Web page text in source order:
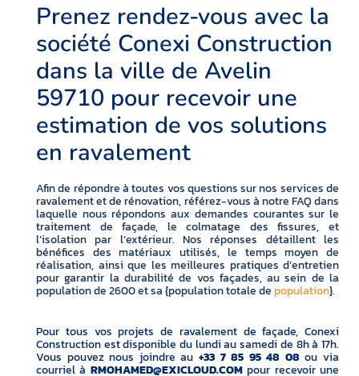
Prenez rendez-vous avec la
société Conexi Construction
dans la ville de Avelin
59710 pour recevoir une
estimation de vos solutions
en ravalement
Afin de répondre à toutes vos questions sur nos services de
ravalement et de rénovation, référez-vous à notre FAQ dans
laquelle nous répondons aux demandes courantes sur le
traitement de façade, le colmatage des fissures, et
l’isolation par l’extérieur. Nos réponses détaillent les
bénéfices des matériaux utilisés, le temps moyen de
réalisation, ainsi que les meilleures pratiques d’entretien
pour garantir la durabilité de vos façades, au sein de la
population de 2600 et sa {population totale depopulation}.
Pour tous vos projets de ravalement de façade, Conexi
Construction est disponible du lundi au samedi de 8h à 17h.
Vous pouvez nous joindre au +33 7 85 95 48 08ou via
courriel à RMOHAMED@EXICLOUD.COMpour recevoir une